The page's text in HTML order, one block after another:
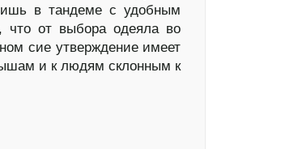
в тандеме с удобным
от выбора одеяла во
сие утверждение имеет
и к людям склонным к